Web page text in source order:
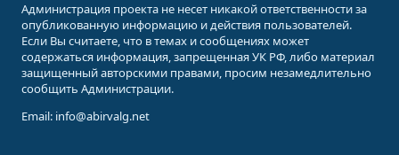
Администрация проекта не несет никакой ответственности за
опубликованную информацию и действия пользователей.
Если Вы считаете, что в темах и сообщениях может
содержаться информация, запрещенная УК РФ, либо материал
защищенный авторскими правами, просим незамедлительно
сообщить Администрации.
Email: info@abirvalg.net